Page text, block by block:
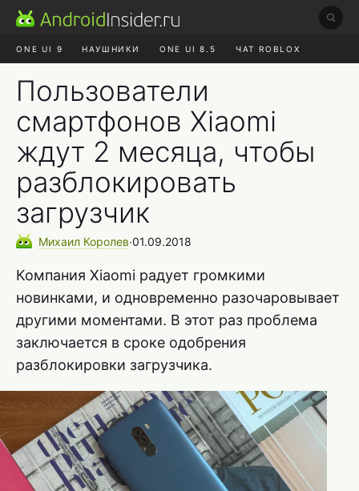
ONE UI 9 НАУШНИКИ ONE UI 8.5 ЧАТ ROBLOX
Пользователи
смартфонов Xiaomi
ждут 2 месяца, чтобы
разблокировать
загрузчик
Михаил Королев∙01.09.2018
Компания Xiaomi радует громкими
новинками, и одновременно разочаровывает
другими моментами. В этот раз проблема
заключается в сроке одобрения
разблокировки загрузчика.